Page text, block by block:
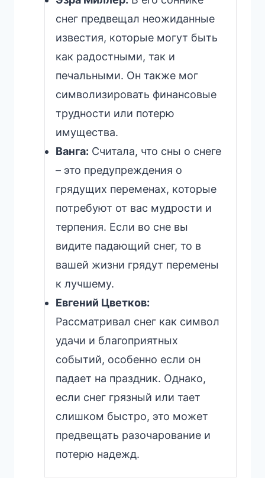
снег предвещал неожиданные
известия, которые могут быть
как радостными, так и
печальными. Он также мог
символизировать финансовые
трудности или потерю
имущества.
Ванга: Считала, что сны о снеге
– это предупреждения о
грядущих переменах, которые
потребуют от вас мудрости и
терпения. Если во сне вы
видите падающий снег, то в
вашей жизни грядут перемены
к лучшему.
Евгений Цветков:
Рассматривал снег как символ
удачи и благоприятных
событий, особенно если он
падает на праздник. Однако,
если снег грязный или тает
слишком быстро, это может
предвещать разочарование и
потерю надежд.